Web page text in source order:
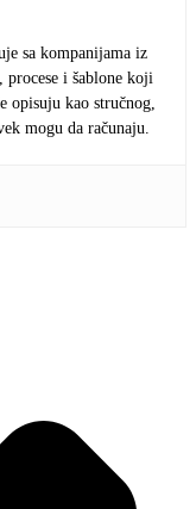
sa kompanijama iz
i šablone koji
opisuju kao stručnog,
mogu da računaju.